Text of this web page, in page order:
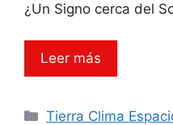
¿Un Signo cerca del
Leer más
Categorías
Tierra Clima